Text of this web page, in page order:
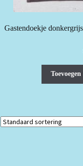
Gastendoekje